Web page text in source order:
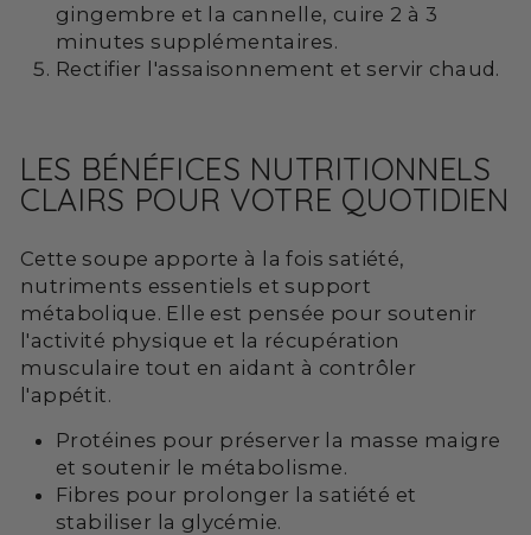
gingembre et la cannelle, cuire 2 à 3
minutes supplémentaires.
Rectifier l'assaisonnement et servir chaud.
LES BÉNÉFICES NUTRITIONNELS
CLAIRS POUR VOTRE QUOTIDIEN
Cette soupe apporte à la fois satiété,
nutriments essentiels et support
métabolique. Elle est pensée pour soutenir
l'activité physique et la récupération
musculaire tout en aidant à contrôler
l'appétit.
Protéines pour préserver la masse maigre
et soutenir le métabolisme.
Fibres pour prolonger la satiété et
stabiliser la glycémie.